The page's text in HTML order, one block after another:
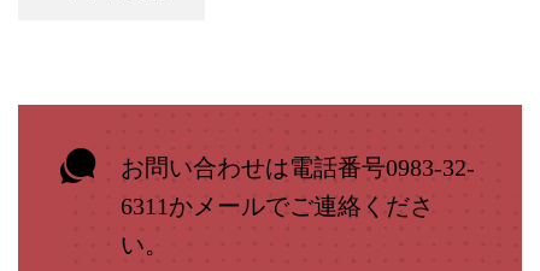
お問い合わせは電話番号0983-32-
6311かメールでご連絡くださ
い。